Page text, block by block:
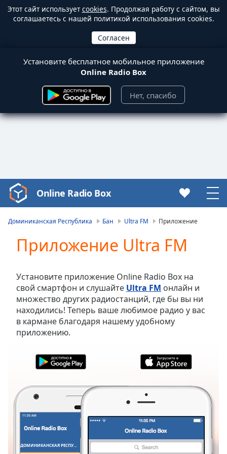
Этот сайт используетcookies. Продолжая работу с сайтом, вы
соглашаетесь с нашей политикой использования cookies.
Установите бесплатное мобильное приложение
Online Radio Box
Нет, спасибо
Video
Player
Video
Skip
Backward
Skip
Forward
Mute
Current
Time0:00
Duration-:-
Stream
Type
LIVE
Seek to
currently
LIVE
Online Radio Box
Доминиканская Республика Бан Ultra FM Приложение
Приложение Ultra FM
Установите приложение Online Radio Box на
свой смартфон и слушайте Ultra FM онлайн и
множество других радиостанций, где бы вы ни
находились! Теперь ваше любимое радио у вас
в кармане благодаря нашему удобному
приложению.